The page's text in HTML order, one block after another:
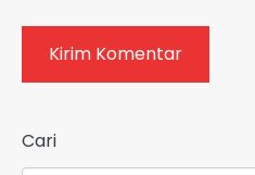
Cari